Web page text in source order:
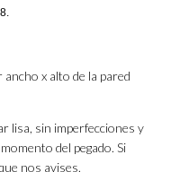
x alto de la pared
lisa, sin imperfecciones y
del pegado. Si
nos avises.